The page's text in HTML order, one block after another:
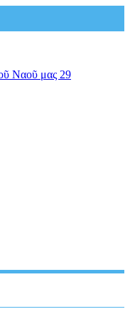
Ναοῦ μας 29